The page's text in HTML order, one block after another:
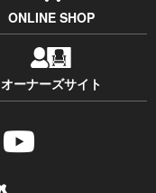
ONLINE SHOP
オーナーズサイト